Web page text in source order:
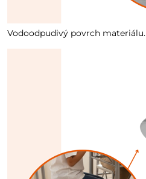
Vodoodpudivý povrch materiálu.